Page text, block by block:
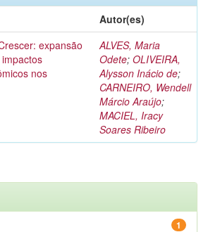
Autor(es)
expansão
nos
ALVES, Maria
Odete; OLIVEIRA,
Alysson Inácio de;
CARNEIRO, Wendell
Márcio Araújo;
MACIEL, Iracy
Soares Ribeiro
1